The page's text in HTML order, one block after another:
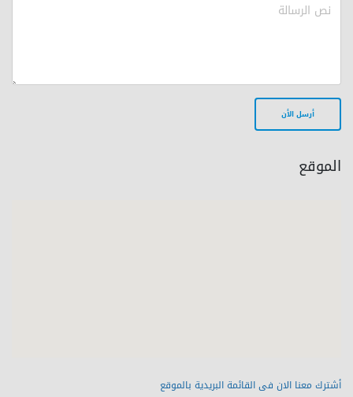
الموقع
أشترك معنا الان فى القائمة البريدية بالموقع